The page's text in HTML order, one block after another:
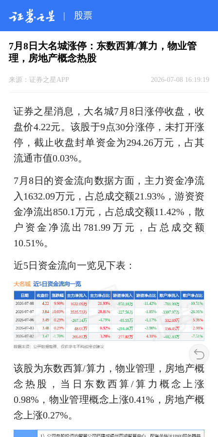
| 股票
7月8日大名城涨停：东数西算/算力，物业管
理，房地产概念热股
来源： 证券之星APP 2026-07-08 16:19:19
证券之星消息，大名城7月8日涨停收盘，收
盘价4.22元。该股于9点30分涨停，未打开涨
停，截止收盘封单资金为294.26万元，占其
流通市值0.03%。
7月8日的资金流向数据方面，主力资金净流
入1632.09万元，占总成交额21.93%，游资资
金净流出850.1万元，占总成交额11.42%，散
户资金净流出781.99万元，占总成交额
10.51%。
近5日资金流向一览见下表：
该股为东数西算/算力，物业管理，房地产概
念热股，当日东数西算/算力概念上涨
0.98%，物业管理概念上涨0.41%，房地产概
念上涨0.27%。